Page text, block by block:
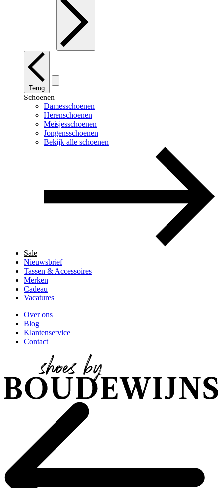
Terug
Schoenen
Damesschoenen
Herenschoenen
Meisjesschoenen
Jongensschoenen
Bekijk alle schoenen
Sale
Nieuwsbrief
Tassen & Accessoires
Merken
Cadeau
Vacatures
Over ons
Blog
Klantenservice
Contact